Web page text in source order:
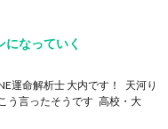
なっていく
運命解析士 大内です！ 天河り
う言ったそうです 高校・大